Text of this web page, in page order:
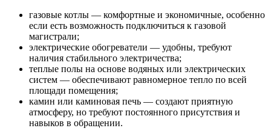
газовые котлы — комфортные и экономичные, особенно
если есть возможность подключиться к газовой
магистрали;
электрические обогреватели — удобны, требуют
наличия стабильного электричества;
теплые полы на основе водяных или электрических
систем — обеспечивают равномерное тепло по всей
площади помещения;
камин или каминовая печь — создают приятную
атмосферу, но требуют постоянного присутствия и
навыков в обращении.